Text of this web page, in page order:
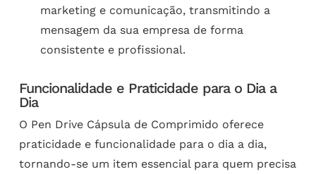
marketing e comunicação, transmitindo a
mensagem da sua empresa de forma
consistente e profissional.
Funcionalidade e Praticidade para o Dia a
Dia
O Pen Drive Cápsula de Comprimido oferece
praticidade e funcionalidade para o dia a dia,
tornando-se um item essencial para quem precisa